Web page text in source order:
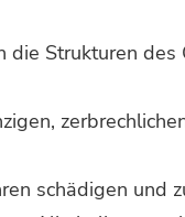
Strukturen des
schädigen und